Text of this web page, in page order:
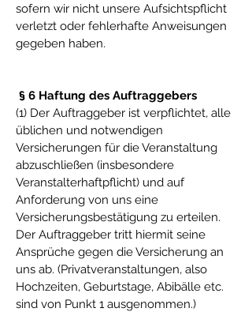
sofern wir nicht unsere Aufsichtspflicht
verletzt oder fehlerhafte Anweisungen
gegeben haben.
§ 6 Haftung des Auftraggebers
(1) Der Auftraggeber ist verpflichtet, alle
üblichen und notwendigen
Versicherungen für die Veranstaltung
abzuschließen (insbesondere
Veranstalterhaftpflicht) und auf
Anforderung von uns eine
Versicherungsbestätigung zu erteilen.
Der Auftraggeber tritt hiermit seine
Ansprüche gegen die Versicherung an
uns ab. (Privatveranstaltungen, also
Hochzeiten, Geburtstage, Abibälle etc.
sind von Punkt 1 ausgenommen.)